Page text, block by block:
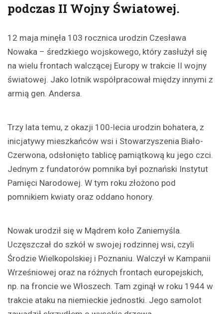
podczas II Wojny Światowej.
12 maja minęła 103 rocznica urodzin Czesława
Nowaka – średzkiego wojskowego, który zasłużył się
na wielu frontach walczącej Europy w trakcie II wojny
światowej. Jako lotnik współpracował między innymi z
armią gen. Andersa.
Trzy lata temu, z okazji 100-lecia urodzin bohatera, z
inicjatywy mieszkańców wsi i Stowarzyszenia Biało-
Czerwona, odsłonięto tablicę pamiątkową ku jego czci.
Jednym z fundatorów pomnika był poznański Instytut
Pamięci Narodowej. W tym roku złożono pod
pomnikiem kwiaty oraz oddano honory.
Nowak urodził się w Mądrem koło Zaniemyśla.
Uczęszczał do szkół w swojej rodzinnej wsi, czyli
Środzie Wielkopolskiej i Poznaniu. Walczył w Kampanii
Wrześniowej oraz na różnych frontach europejskich,
np. na froncie we Włoszech. Tam zginął w roku 1944 w
trakcie ataku na niemieckie jednostki. Jego samolot